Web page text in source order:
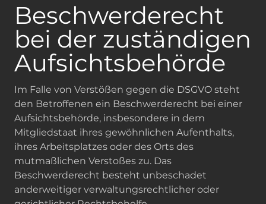
Beschwerde­recht
bei der zuständigen
Aufsichts­behörde
Im Falle von Verstößen gegen die DSGVO steht
den Betroffenen ein Beschwerderecht bei einer
Aufsichtsbehörde, insbesondere in dem
Mitgliedstaat ihres gewöhnlichen Aufenthalts,
ihres Arbeitsplatzes oder des Orts des
mutmaßlichen Verstoßes zu. Das
Beschwerderecht besteht unbeschadet
anderweitiger verwaltungsrechtlicher oder